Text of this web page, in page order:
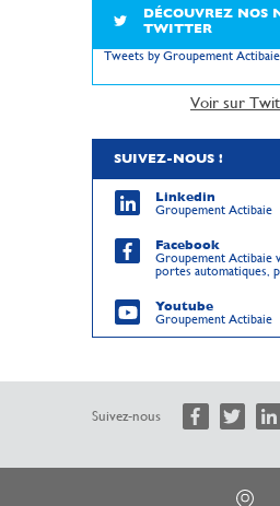
DÉCOUVREZ NOS
TWITTER
Tweets by Groupement Actibaie
Voir sur
SUIVEZ-NOUS !
Linkedin
Groupement Actibaie
Facebook
Groupement Actibaie
portes automatiques,
Youtube
Groupement Actibaie
Suivez-nous